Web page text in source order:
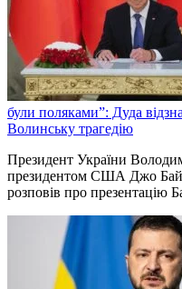
були поляками”: Дуда
Волинську трагедію
Президент України
президентом США Джо
розповів про презентацію